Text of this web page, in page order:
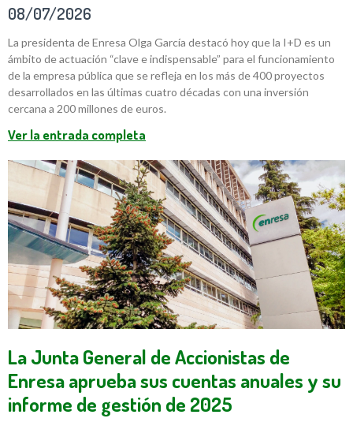
08/07/2026
La presidenta de Enresa Olga García destacó hoy que la I+D es un
ámbito de actuación “clave e indispensable” para el funcionamiento
de la empresa pública que se refleja en los más de 400 proyectos
desarrollados en las últimas cuatro décadas con una inversión
cercana a 200 millones de euros.
Ver la entrada completa
La Junta General de Accionistas de
Enresa aprueba sus cuentas anuales y su
informe de gestión de 2025